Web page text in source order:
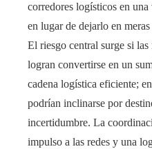
corredores logísticos en
en lugar de dejarlo en
El riesgo central surge si
logran convertirse en un
cadena logística eficiente;
podrían inclinarse por
incertidumbre. La
impulso a las redes y una